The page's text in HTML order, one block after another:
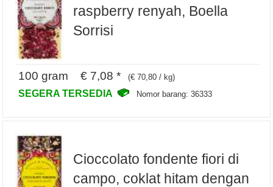
raspberry renyah, Boella
Sorrisi
100 gram € 7,08 * (€ 70,80 / kg)
SEGERA TERSEDIA Nomor barang: 36333
Cioccolato fondente fiori di
campo, coklat hitam dengan